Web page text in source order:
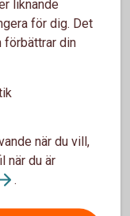
Men oavsett
när man minst
allt annat är bara
liknande
för dig. Det
förbättrar din
när du vill,
när du är
.